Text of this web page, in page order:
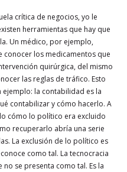
crítica de negocios, yo le
herramientas que hay que
Un médico, por ejemplo,
conocer los medicamentos que
quirúrgica, del mismo
las reglas de tráfico. Esto
la contabilidad es la
contabilizar y cómo hacerlo. A
cómo lo político era excluido
recuperarlo abría una serie
La exclusión de lo político es
como tal. La tecnocracia
se presenta como tal. Es la